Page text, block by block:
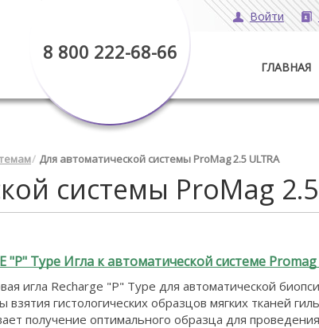
8 800 222-68-66
Войти
ГЛАВНАЯ
Для автоматической системы ProMag 2.5 ULTRA
системы ProMag 2.5
"P" Type Игла к автоматической системе
игла Recharge "P" Type для автоматической
взятия гистологических образцов мягких тканей
получение оптимального образца для проведения